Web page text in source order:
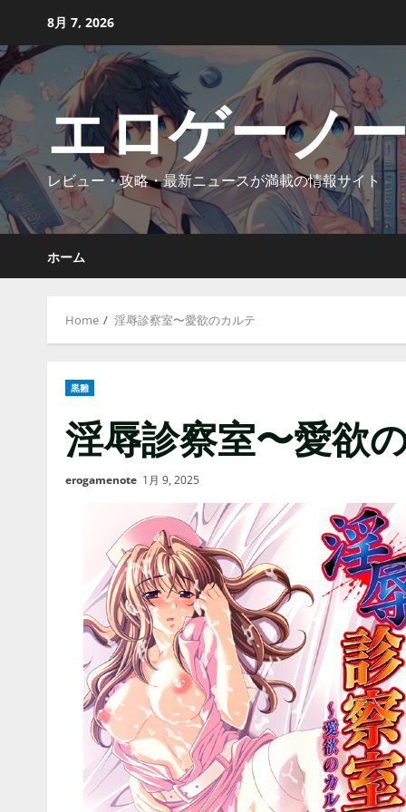
content
8月 7, 2026
エロゲーノ
レビュー・攻略・最新ニュースが満載の情報サイト
ホーム
Home 淫辱診察室〜愛欲のカルテ
黒雛
淫辱診察室〜愛欲
erogamenote 1月 9, 2025